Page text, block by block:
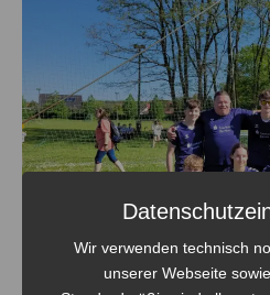
Wir verwenden technisch
unserer Webseite